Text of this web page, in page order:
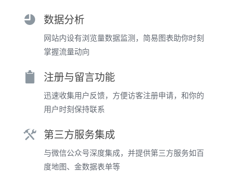
数据分析
网站内设有浏览量数据监测，简易图表助你时刻
掌握流量动向
注册与留言功能
迅速收集用户反馈，方便访客注册申请，和你的
用户时刻保持联系
第三方服务集成
与微信公众号深度集成，并提供第三方服务如百
度地图、金数据表单等